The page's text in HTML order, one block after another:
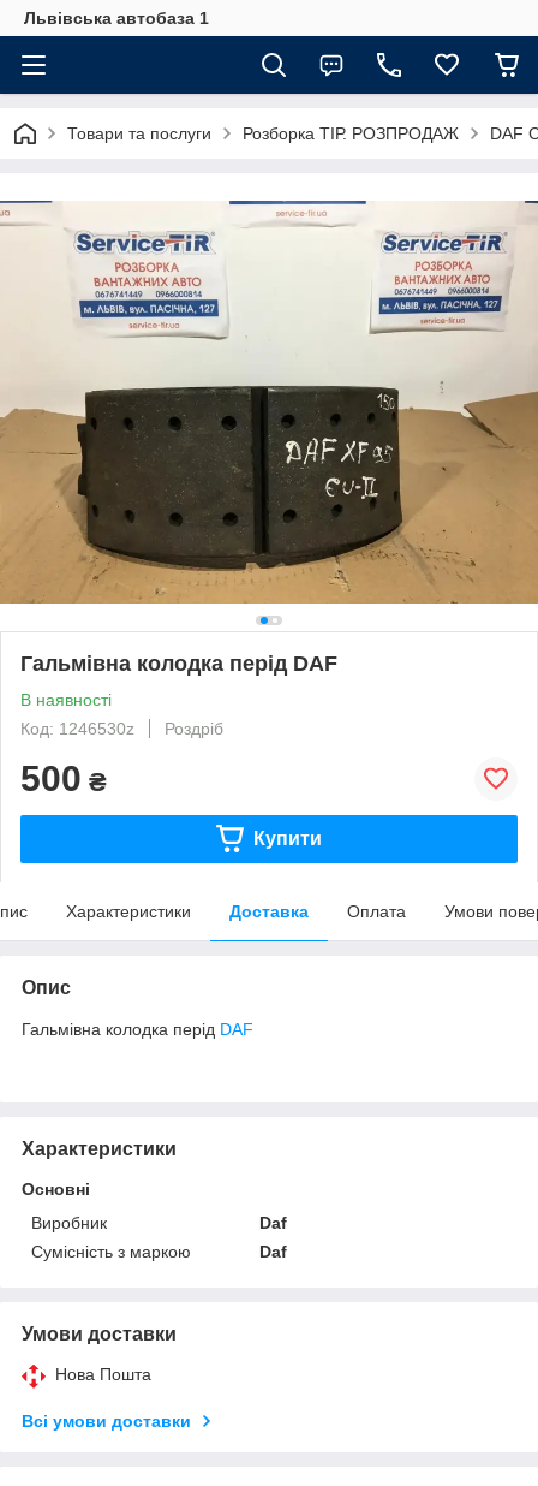
Львівська автобаза 1
Товари та послуги Розборка ТІР. РОЗПРОДАЖ DAF
Гальмівна колодка перід DAF
В наявності
Код: 1246530z
Роздріб
500 ₴
Купити
Характеристики Доставка Оплата Умови
Опис
Гальмівна колодка перід DAF
Характеристики
Основні
Виробник
Daf
Сумісність з маркою
Daf
Умови доставки
Нова Пошта
Всі умови доставки